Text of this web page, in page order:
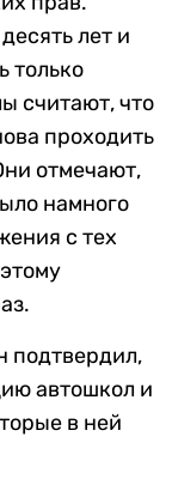
лет и
только
считают, что
проходить
отмечают,
намного
с тех
подтвердил,
автошкол и
в ней